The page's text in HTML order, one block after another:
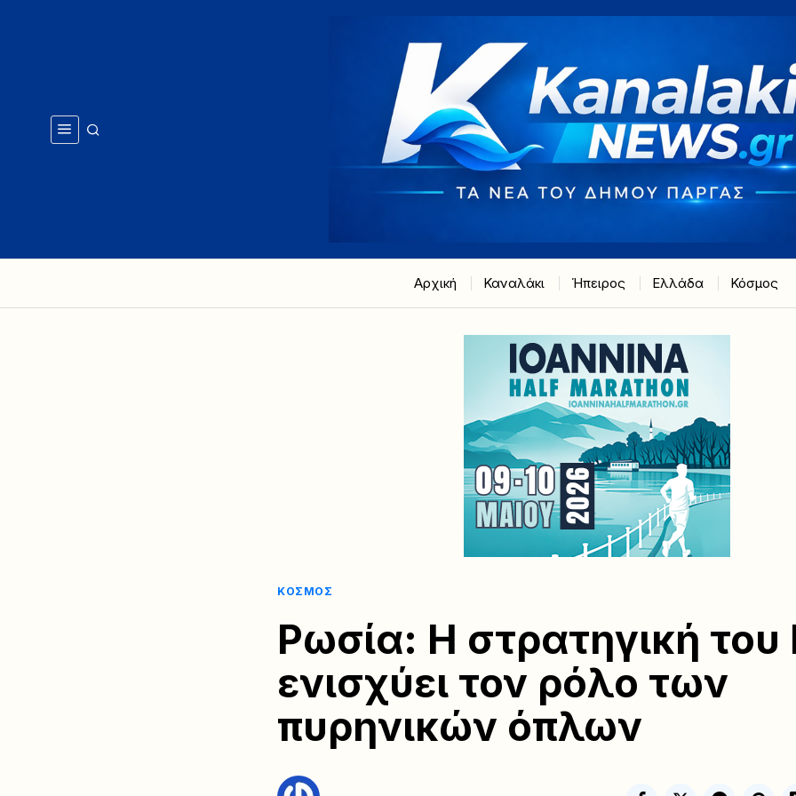
Αρχική Καναλάκι Ήπειρος Ελλάδα Κόσμος
ΚΌΣΜΟΣ
Ρωσία: H στρατηγική
ενισχύει τον ρόλο των
πυρηνικών όπλων